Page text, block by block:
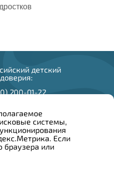
детский
200-01-22
системы,
Если
браузера или